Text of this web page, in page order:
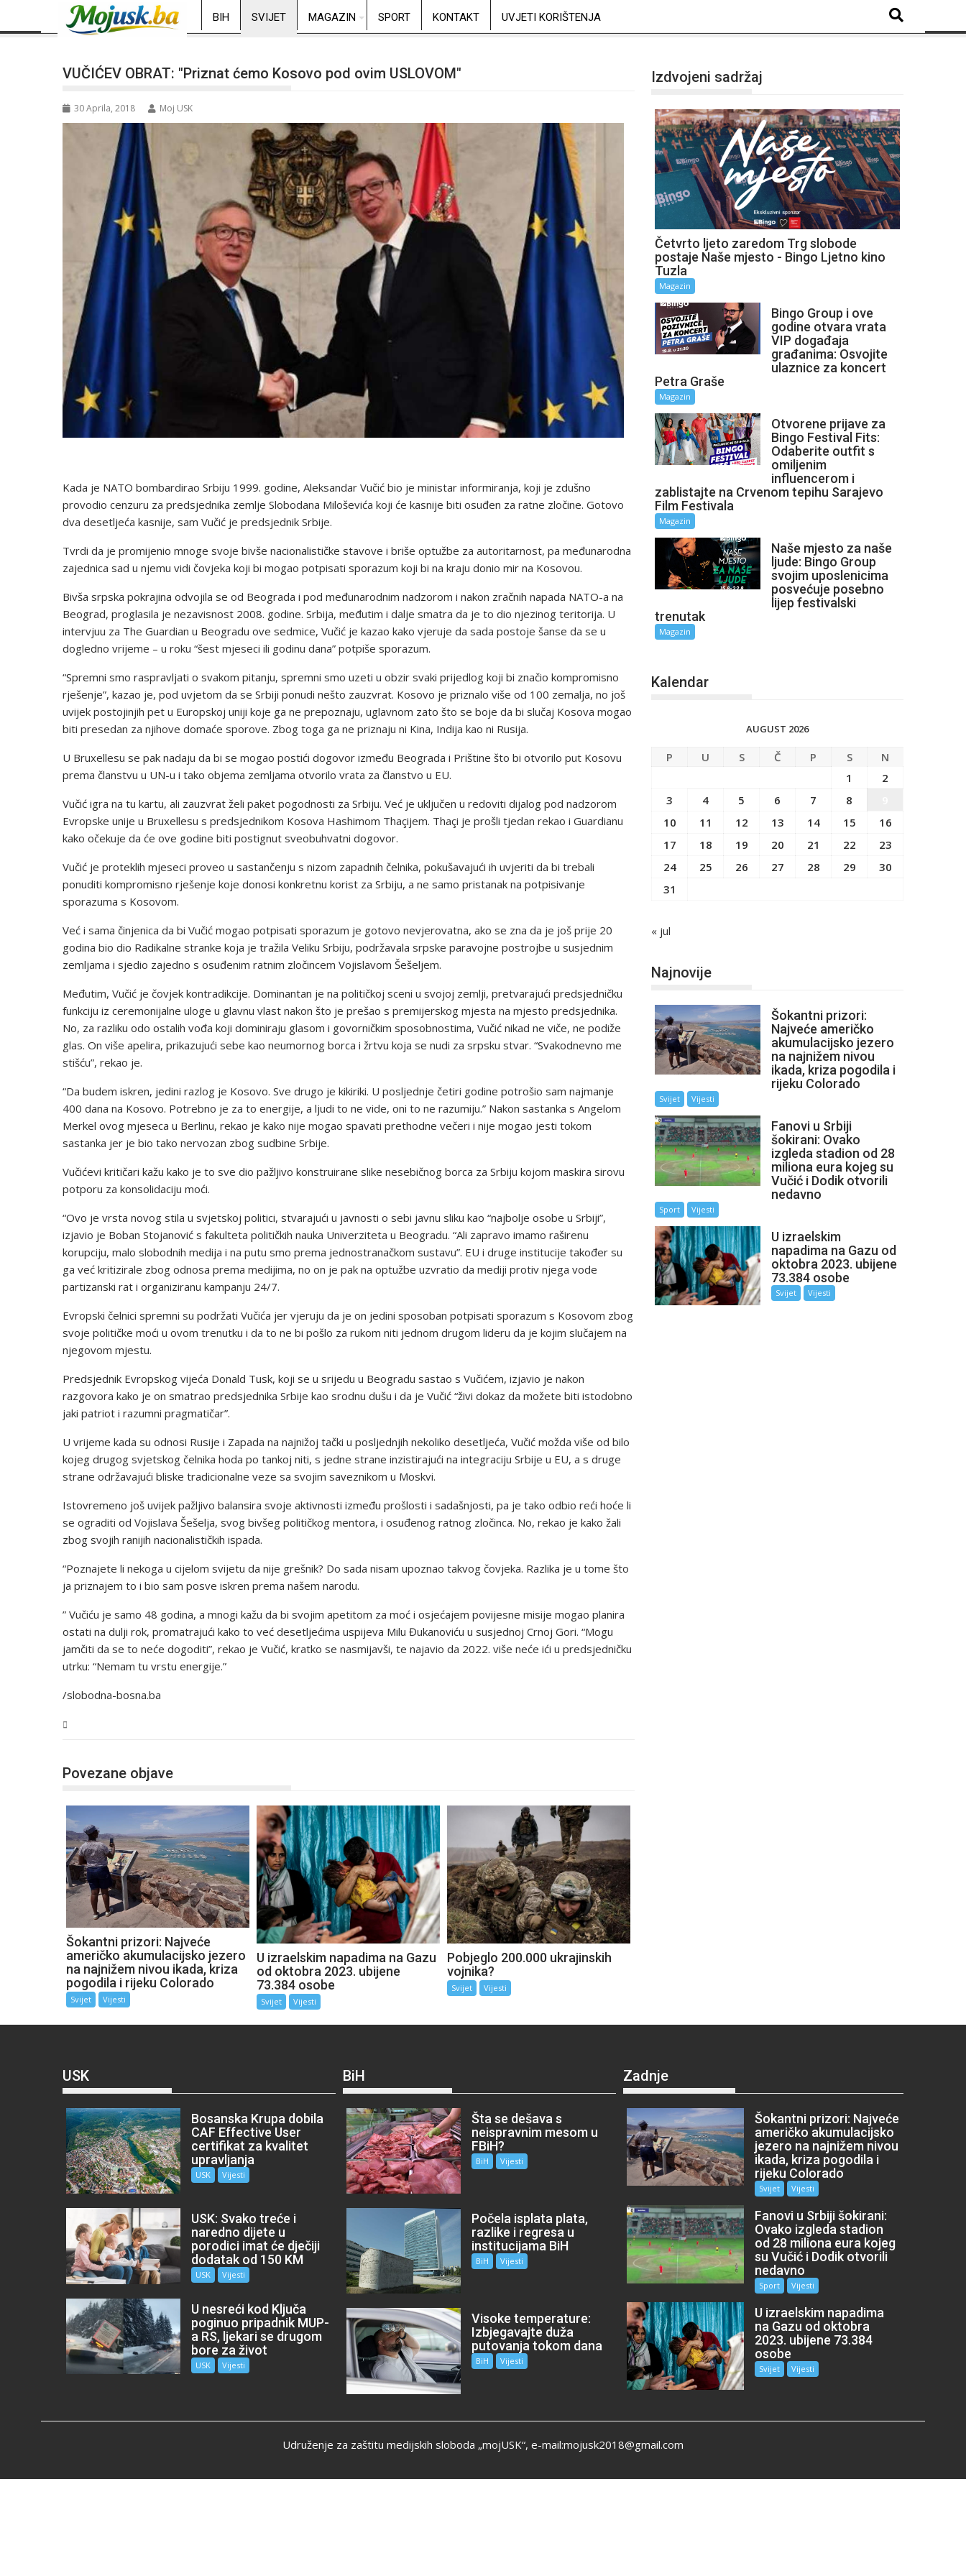
BIH SVIJET MAGAZIN SPORT KONTAKT UVJETI KORIŠTENJA
VUČIĆEV OBRAT: "Priznat ćemo Kosovo pod ovim USLOVOM"
30 Aprila, 2018 Moj USK
Kada je NATO bombardirao Srbiju 1999. godine, Aleksandar Vučić bio je ministar informiranja, koji je zdušno
provodio cenzuru za predsjednika zemlje Slobodana Miloševića koji će kasnije biti osuđen za ratne zločine. Gotovo
dva desetljeća kasnije, sam Vučić je predsjednik Srbije.
Tvrdi da je promijenio mnoge svoje bivše nacionalističke stavove i briše optužbe za autoritarnost, pa međunarodna
zajednica sad u njemu vidi čovjeka koji bi mogao potpisati sporazum koji bi na kraju donio mir na Kosovou.
Bivša srpska pokrajina odvojila se od Beograda i pod međunarodnim nadzorom i nakon zračnih napada NATO-a na
Beograd, proglasila je nezavisnost 2008. godine. Srbija, međutim i dalje smatra da je to dio njezinog teritorija. U
intervjuu za The Guardian u Beogradu ove sedmice, Vučić je kazao kako vjeruje da sada postoje šanse da se u
dogledno vrijeme – u roku “šest mjeseci ili godinu dana” potpiše sporazum.
“Spremni smo raspravljati o svakom pitanju, spremni smo uzeti u obzir svaki prijedlog koji bi značio kompromisno
rješenje”, kazao je, pod uvjetom da se Srbiji ponudi nešto zauzvrat. Kosovo je priznalo više od 100 zemalja, no još
uvijek postojinjih pet u Europskoj uniji koje ga ne prepoznaju, uglavnom zato što se boje da bi slučaj Kosova mogao
biti presedan za njihove domaće sporove. Zbog toga ga ne priznaju ni Kina, Indija kao ni Rusija.
U Bruxellesu se pak nadaju da bi se mogao postići dogovor između Beograda i Prištine što bi otvorilo put Kosovu
prema članstvu u UN-u i tako objema zemljama otvorilo vrata za članstvo u EU.
Vučić igra na tu kartu, ali zauzvrat želi paket pogodnosti za Srbiju. Već je uključen u redoviti dijalog pod nadzorom
Evropske unije u Bruxellesu s predsjednikom Kosova Hashimom Thaçijem. Thaçi je prošli tjedan rekao i Guardianu
kako očekuje da će ove godine biti postignut sveobuhvatni dogovor.
Vučić je proteklih mjeseci proveo u sastančenju s nizom zapadnih čelnika, pokušavajući ih uvjeriti da bi trebali
ponuditi kompromisno rješenje koje donosi konkretnu korist za Srbiju, a ne samo pristanak na potpisivanje
sporazuma s Kosovom.
Već i sama činjenica da bi Vučić mogao potpisati sporazum je gotovo nevjerovatna, ako se zna da je još prije 20
godina bio dio Radikalne stranke koja je tražila Veliku Srbiju, podržavala srpske paravojne postrojbe u susjednim
zemljama i sjedio zajedno s osuđenim ratnim zločincem Vojislavom Šešeljem.
Međutim, Vučić je čovjek kontradikcije. Dominantan je na političkoj sceni u svojoj zemlji, pretvarajući predsjedničku
funkciju iz ceremonijalne uloge u glavnu vlast nakon što je prešao s premijerskog mjesta na mjesto predsjednika.
No, za razliku odo ostalih vođa koji dominiraju glasom i govorničkim sposobnostima, Vučić nikad ne viče, ne podiže
glas. On više apelira, prikazujući sebe kao neumornog borca i žrtvu koja se nudi za srpsku stvar. “Svakodnevno me
stišću”, rekao je.
“Da budem iskren, jedini razlog je Kosovo. Sve drugo je kikiriki. U posljednje četiri godine potrošio sam najmanje
400 dana na Kosovo. Potrebno je za to energije, a ljudi to ne vide, oni to ne razumiju.” Nakon sastanka s Angelom
Merkel ovog mjeseca u Berlinu, rekao je kako nije mogao spavati prethodne večeri i nije mogao jesti tokom
sastanka jer je bio tako nervozan zbog sudbine Srbije.
Vučićevi kritičari kažu kako je to sve dio pažljivo konstruirane slike nesebičnog borca ​​za Srbiju kojom maskira sirovu
potporu za konsolidaciju moći.
“Ovo je vrsta novog stila u svjetskoj politici, stvarajući u javnosti o sebi javnu sliku kao “najbolje osobe u Srbiji”,
izjavio je Boban Stojanović s fakulteta političkih nauka Univerziteta u Beogradu. “Ali zapravo imamo raširenu
korupciju, malo slobodnih medija i na putu smo prema jednostranačkom sustavu”. EU i druge institucije također su
ga već kritizirale zbog odnosa prema medijima, no on je pak na optužbe uzvratio da mediji protiv njega vode
partizanski rat i organiziranu kampanju 24/7.
Evropski čelnici spremni su podržati Vučića jer vjeruju da je on jedini sposoban potpisati sporazum s Kosovom zbog
svoje političke moći u ovom trenutku i da to ne bi pošlo za rukom niti jednom drugom lideru da je kojim slučajem na
njegovom mjestu.
Predsjednik Evropskog vijeća Donald Tusk, koji se u srijedu u Beogradu sastao s Vučićem, izjavio je nakon
razgovora kako je on smatrao predsjednika Srbije kao srodnu dušu i da je Vučić “živi dokaz da možete biti istodobno
jaki patriot i razumni pragmatičar”.
U vrijeme kada su odnosi Rusije i Zapada na najnižoj tački u posljednjih nekoliko desetljeća, Vučić možda više od bilo
kojeg drugog svjetskog čelnika hoda po tankoj niti, s jedne strane inzistirajući na integraciju Srbije u EU, a s druge
strane održavajući bliske tradicionalne veze sa svojim saveznikom u Moskvi.
Istovremeno još uvijek pažljivo balansira svoje aktivnosti između prošlosti i sadašnjosti, pa je tako odbio reći hoće li
se ograditi od Vojislava Šešelja, svog bivšeg političkog mentora, i osuđenog ratnog zločinca. No, rekao je kako žali
zbog svojih ranijih nacionalističkih ispada.
“Poznajete li nekoga u cijelom svijetu da nije grešnik? Do sada nisam upoznao takvog čovjeka. Razlika je u tome što
ja priznajem to i bio sam posve iskren prema našem narodu.
” Vučiću je samo 48 godina, a mnogi kažu da bi svojim apetitom za moć i osjećajem povijesne misije mogao planira
ostati na dulji rok, promatrajući kako to već desetljećima uspijeva Milu Đukanoviću u susjednoj Crnoj Gori. “Mogu
jamčiti da se to neće dogoditi”, rekao je Vučić, kratko se nasmijavši, te najavio da 2022. više neće ići u predsjedničku
utrku: “Nemam tu vrstu energije.”
/slobodna-bosna.ba
Povezane objave
Šokantni prizori: Najveće
američko akumulacijsko jezero
na najnižem nivou ikada, kriza
pogodila i rijeku Colorado
Svijet Vijesti
U izraelskim napadima na Gazu
od oktobra 2023. ubijene
73.384 osobe
Svijet Vijesti
Pobjeglo 200.000 ukrajinskih
vojnika?
Svijet Vijesti
Izdvojeni sadržaj
Četvrto ljeto zaredom Trg slobode
postaje Naše mjesto - Bingo Ljetno kino
Tuzla
Magazin
Bingo Group i ove
godine otvara vrata
VIP događaja
građanima: Osvojite
ulaznice za koncert
Petra Graše
Magazin
Otvorene prijave za
Bingo Festival Fits:
Odaberite outfit s
omiljenim
influencerom i
zablistajte na Crvenom tepihu Sarajevo
Film Festivala
Magazin
Naše mjesto za naše
ljude: Bingo Group
svojim uposlenicima
posvećuje posebno
lijep festivalski
trenutak
Magazin
Kalendar
AUGUST 2026
P U S Č P S
N
1
2
3
4 5 6 7 8
10
11 12 13 14 15
16
17
18 19 20 21 22
23
24
25 26 27 28 29
30
31
« jul
Najnovije
Šokantni prizori:
Najveće američko
akumulacijsko jezero
na najnižem nivou
ikada, kriza pogodila i
rijeku Colorado
Svijet Vijesti
Fanovi u Srbiji
šokirani: Ovako
izgleda stadion od 28
miliona eura kojeg su
Vučić i Dodik otvorili
nedavno
Sport Vijesti
U izraelskim
napadima na Gazu od
oktobra 2023. ubijene
73.384 osobe
Svijet Vijesti
USK
Bosanska Krupa dobila
CAF Effective User
certifikat za kvalitet
upravljanja
USK Vijesti
USK: Svako treće i
naredno dijete u
porodici imat će dječiji
dodatak od 150 KM
USK Vijesti
U nesreći kod Ključa
poginuo pripadnik MUP-
a RS, ljekari se drugom
bore za život
USK Vijesti
BiH
Šta se dešava s
neispravnim mesom u
FBiH?
BiH Vijesti
Počela isplata plata,
razlike i regresa u
institucijama BiH
BiH Vijesti
Visoke temperature:
Izbjegavajte duža
putovanja tokom dana
BiH Vijesti
Zadnje
Šokantni prizori: Najveće
američko akumulacijsko
jezero na najnižem nivou
ikada, kriza pogodila i
rijeku Colorado
Svijet Vijesti
Fanovi u Srbiji šokirani:
Ovako izgleda stadion
od 28 miliona eura kojeg
su Vučić i Dodik otvorili
nedavno
Sport Vijesti
U izraelskim napadima
na Gazu od oktobra
2023. ubijene 73.384
osobe
Svijet Vijesti
Udruženje za zaštitu medijskih sloboda „mojUSK“, e-mail:mojusk2018@gmail.com